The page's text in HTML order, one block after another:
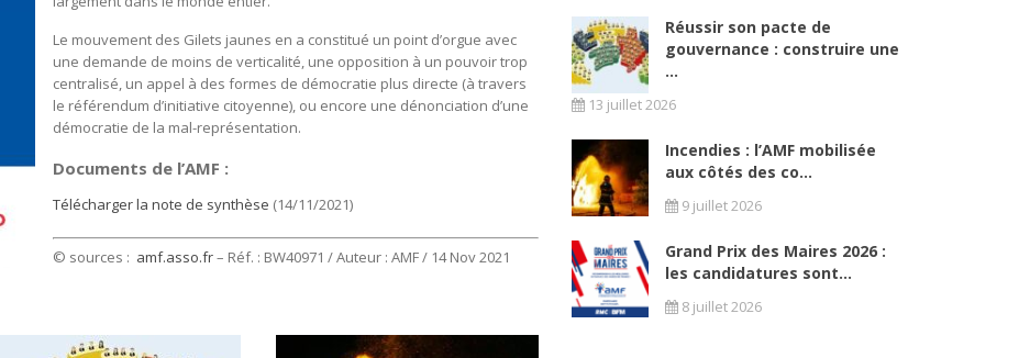
Le mouvement des Gilets jaunes en a constitué un point d’orgue avec
une demande de moins de verticalité, une opposition à un pouvoir trop
centralisé, un appel à des formes de démocratie plus directe (à travers
le référendum d’initiative citoyenne), ou encore une dénonciation d’une
démocratie de la mal-représentation.
Documents de l’AMF :
Télécharger la note de synthèse (14/11/2021)
© sources : amf.asso.fr– Réf. : BW40971 / Auteur : AMF / 14 Nov 2021
Réussir son pacte de
gouvernance : construire une
...
13 juillet 2026
Incendies : l’AMF mobilisée
aux côtés des co...
9 juillet 2026
Grand Prix des Maires 2026 :
les candidatures sont...
8 juillet 2026